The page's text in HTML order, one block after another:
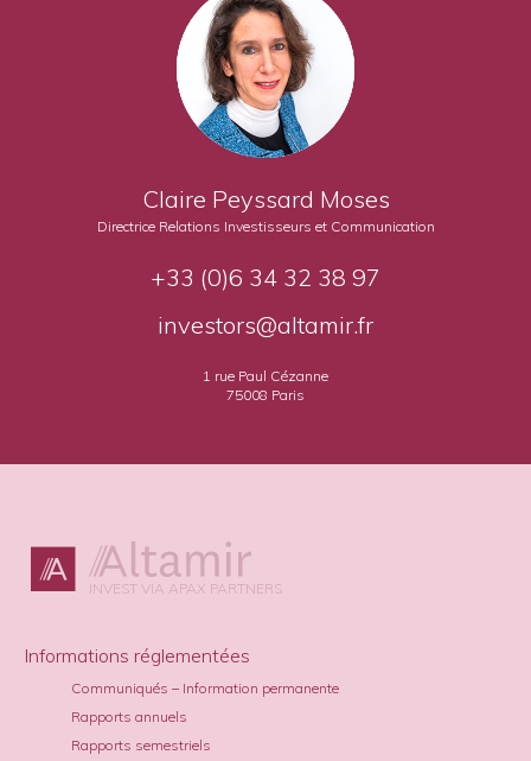
Claire Peyssard Moses
Directrice Relations Investisseurs et Communication
+33 (0)6 34 32 38 97
investors@altamir.fr
1 rue Paul Cézanne
75008 Paris
INVEST VIA APAX PARTNERS
Informations réglementées
Communiqués – Information permanente
Rapports annuels
Rapports semestriels